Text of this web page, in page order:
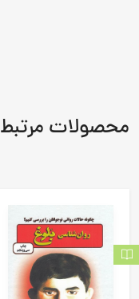
محصولات مرتبط